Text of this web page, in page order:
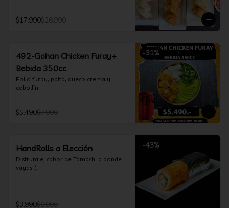
furay, queso crema y cebollín, envuelto
en salmón y bañado en salsa
$17.990$26.990
-31%
492-Gohan Chicken Furay+
Bebida 350cc
Pollo furay, palta, queso crema y
cebollín
$5.490$7.990
-43%
HandRolls a Elección
Disfruta el sabor de Tamashi a donde
vayas :).
$3.990$6.990